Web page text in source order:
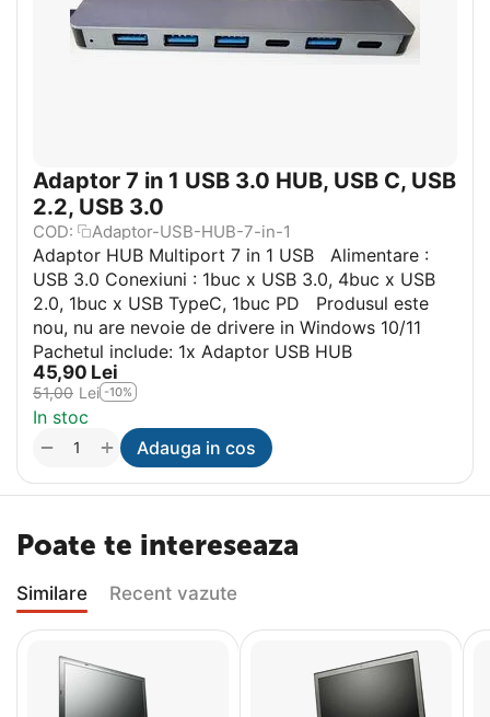
Adaptor 7 in 1 USB 3.0 HUB, USB C, USB
2.2, USB 3.0
COD: Adaptor-USB-HUB-7-in-1
Adaptor HUB Multiport 7 in 1 USB Alimentare :
USB 3.0 Conexiuni : 1buc x USB 3.0, 4buc x USB
2.0, 1buc x USB TypeC, 1buc PD Produsul este
nou, nu are nevoie de drivere in Windows 10/11
Pachetul include: 1x Adaptor USB HUB
45,90 Lei
51,00 Lei -10%
In stoc
+
− Adauga in cos
Poate te intereseaza
Similare Recent vazute